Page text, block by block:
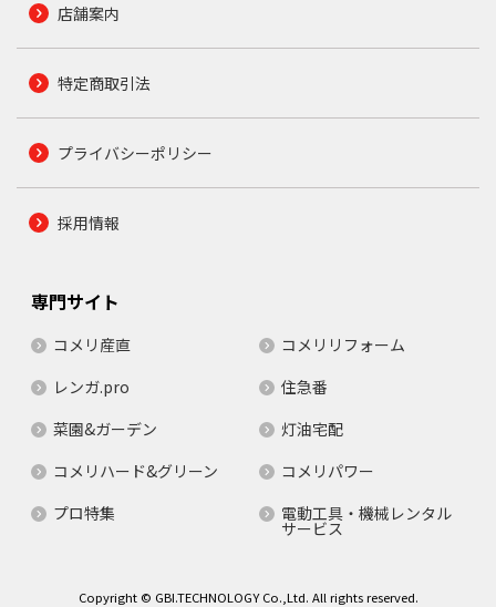
店舗案内
特定商取引法
プライバシーポリシー
採用情報
専門サイト
コメリ産直
コメリリフォーム
レンガ.pro
住急番
菜園&ガーデン
灯油宅配
コメリハード&グリーン
コメリパワー
プロ特集
電動工具・機械レンタル
サービス
Copyright © GBI.TECHNOLOGY Co.,Ltd. All rights reserved.